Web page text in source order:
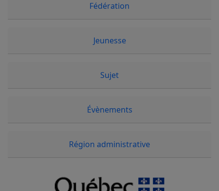
Fédération
Jeunesse
Sujet
Évènements
Région administrative